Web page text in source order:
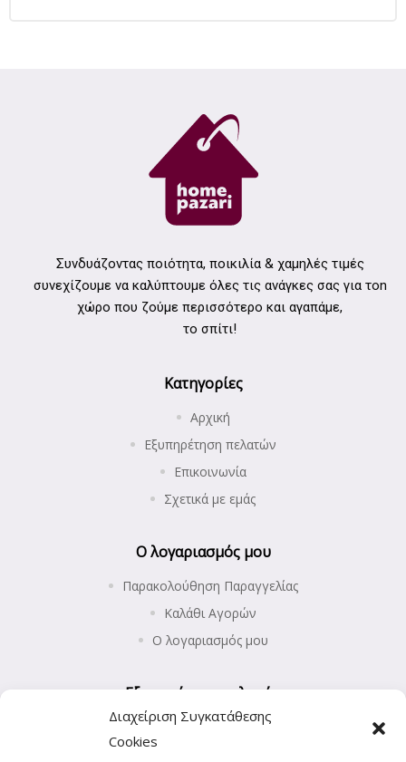
Διαχείριση Συγκατάθεσης
Cookies
Συνδυάζοντας ποιότητα, ποικιλία & χαμηλές τιμές
συνεχίζουμε να καλύπτουμε όλες τις ανάγκες σας για τοn
χώρο που ζούμε περισσότερο και αγαπάμε,
το σπίτι!
Κατηγορίες
Αρχική
Εξυπηρέτηση πελατών
Επικοινωνία
Σχετικά με εμάς
Ο λογαριασμός μου
Παρακολούθηση Παραγγελίας
Καλάθι Αγορών
Ο λογαριασμός μου
Εξυπηρέτηση πελατών
Επιστροφές προϊόντων